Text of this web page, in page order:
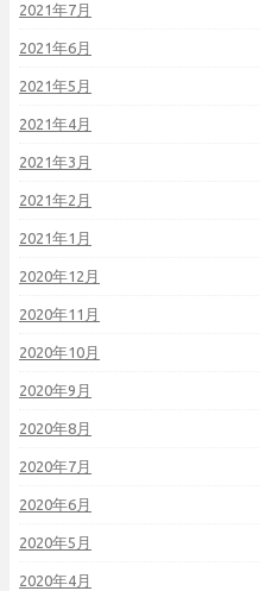
2021年7月
2021年6月
2021年5月
2021年4月
2021年3月
2021年2月
2021年1月
2020年12月
2020年11月
2020年10月
2020年9月
2020年8月
2020年7月
2020年6月
2020年5月
2020年4月